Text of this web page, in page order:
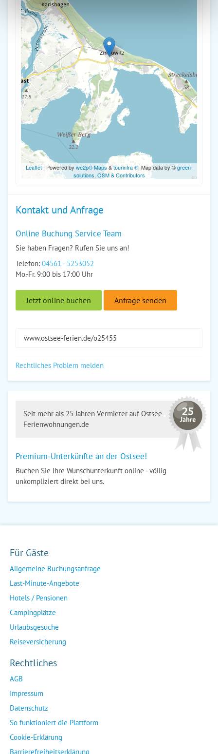
Leaflet| Powered by we2p® Maps&tourinfra ®| Map data by ©green-
solutions, OSM & Contributors
Kontakt und Anfrage
Online Buchung Service Team
Sie haben Fragen? Rufen Sie uns an!
Telefon: 04561 - 5253052
Mo.-Fr. 9:00 bis 17:00 Uhr
Jetzt online buchen Anfrage senden
www.ostsee-ferien.de/o25455
Rechtliches Problem melden
Seit mehr als 25 Jahren Vermieter auf Ostsee-
Ferienwohnungen.de
Premium-Unterkünfte an der Ostsee!
Buchen Sie Ihre Wunschunterkunft online - völlig
unkompliziert direkt bei uns.
Für Gäste
Allgemeine Buchungsanfrage
Last-Minute-Angebote
Hotels / Pensionen
Campingplätze
Urlaubsgesuche
Reiseversicherung
Rechtliches
AGB
Impressum
Datenschutz
So funktioniert die Plattform
Cookie-Erklärung
Barrierefreiheitserklärung